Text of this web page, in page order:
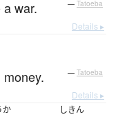
war. — Tatoeba
Details ▸
— Tatoeba
Details ▸
か しきん